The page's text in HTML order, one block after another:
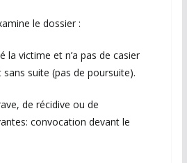
le dossier :
la victime et n’a pas de casier
suite (pas de poursuite).
de récidive ou de
convocation devant le